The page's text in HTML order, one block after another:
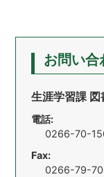
お問い合
生涯学習課 図
電話:
0266-70-
Fax:
0266-79-